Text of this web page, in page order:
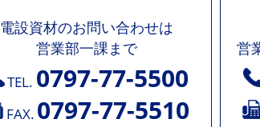
電設資材のお問い合わせは
営業部一課まで
TEL. 0797-77-5500
FAX. 0797-77-5510
営